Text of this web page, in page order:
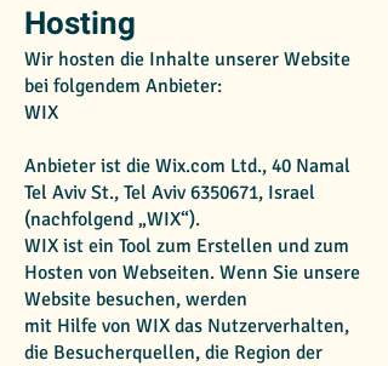
Hosting
Wir hosten die Inhalte unserer Website
bei folgendem Anbieter:
WIX
Anbieter ist die Wix.com Ltd., 40 Namal
Tel Aviv St., Tel Aviv 6350671, Israel
(nachfolgend „WIX“).
WIX ist ein Tool zum Erstellen und zum
Hosten von Webseiten. Wenn Sie unsere
Website besuchen, werden
mit Hilfe von WIX das Nutzerverhalten,
die Besucherquellen, die Region der